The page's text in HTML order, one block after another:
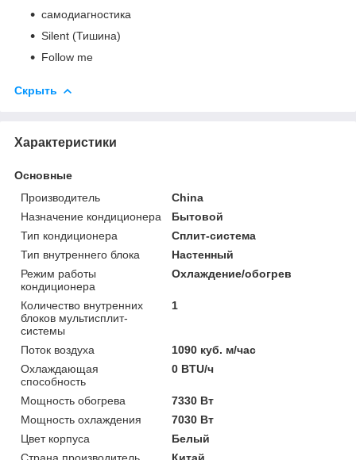
самодиагностика
Silent (Тишина)
Follow me
Скрыть
Характеристики
Основные
Производитель
China
Назначение кондиционера
Бытовой
Тип кондиционера
Сплит-система
Тип внутреннего блока
Настенный
Режим работы
кондиционера
Охлаждение/обогрев
Количество внутренних
блоков мультисплит-
системы
1
Поток воздуха
1090 куб. м/час
Охлаждающая
способность
0 BTU/ч
Мощность обогрева
7330 Вт
Мощность охлаждения
7030 Вт
Цвет корпуса
Белый
Страна производитель
Китай